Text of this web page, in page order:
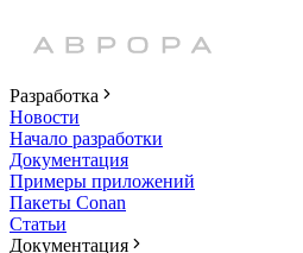
Разработка
Новости
Начало разработки
Документация
Примеры приложений
Пакеты Conan
Статьи
Документация